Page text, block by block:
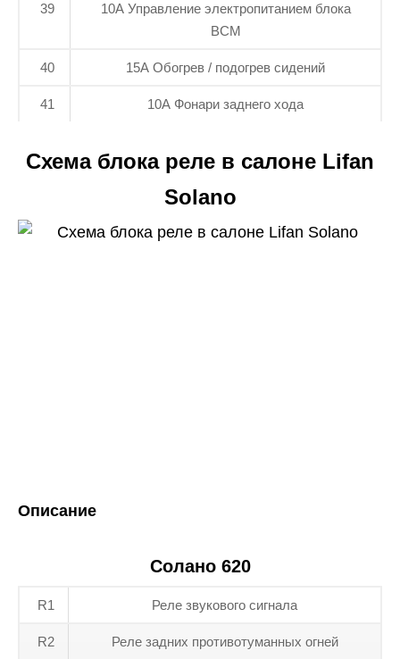
39
10А Управление электропитанием блока
BCM
40 15А Обогрев / подогрев сидений
41 10А Фонари заднего хода
Схема блока реле в салоне Lifan
Solano
Описание
Солано 620
R1 Реле звукового сигнала
R2 Реле задних противотуманных огней